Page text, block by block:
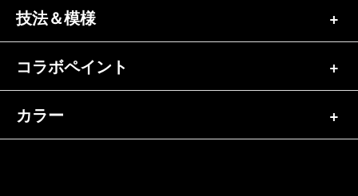
メディア掲載（18）
ペイントワンポイント（9）
ペイント済商品（11）
ホンダ（20）
スズキ（8）
半ヘル（39）
フルフェイス（23）
その他一覧（92）
自転車&三輪車（11）
車パーツ（9）
技法＆模様
シンプル（38）
グラフィック（88）
コラボペイント
エアブラシ（23）
カラー